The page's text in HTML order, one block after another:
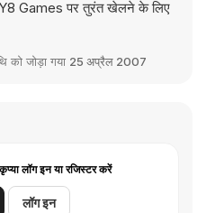
Games पर तुरंत खेलने के लिए
को जोड़ा गया 25 अप्रैल 2007
लॉग इन या रजिस्टर करें
लॉग इन